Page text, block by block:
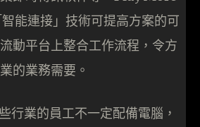
能連接」技術可提高方案的可
動平台上整合工作流程，令方
的業務需要。
行業的員工不一定配備電腦，